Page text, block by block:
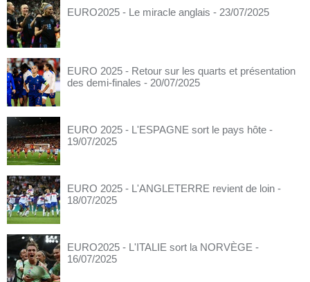
EURO2025 - Le miracle anglais - 23/07/2025
EURO 2025 - Retour sur les quarts et présentation
des demi-finales - 20/07/2025
EURO 2025 - L'ESPAGNE sort le pays hôte -
19/07/2025
EURO 2025 - L'ANGLETERRE revient de loin -
18/07/2025
EURO2025 - L'ITALIE sort la NORVÈGE -
16/07/2025